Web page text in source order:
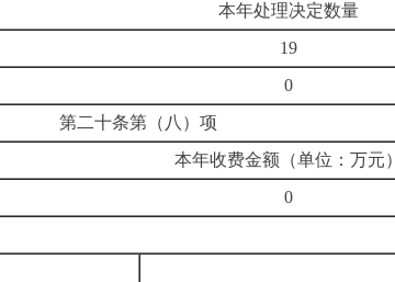
本年处理决定数量
19
0
第二十条第（八）项
本年收费金额（单位：万元）
0